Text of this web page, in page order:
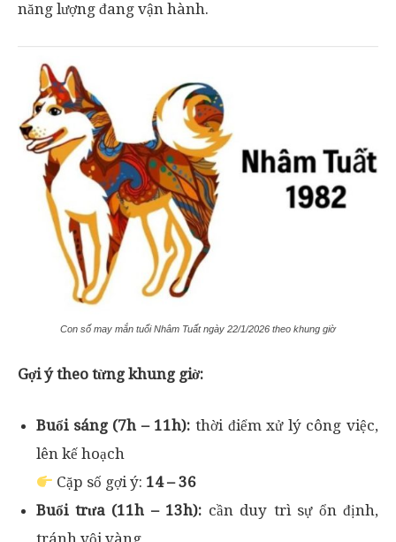
năng lượng đang vận hành.
Con số may mắn tuổi Nhâm Tuất ngày 22/1/2026 theo khung giờ
Gợi ý theo từng khung giờ:
Buổi sáng (7h – 11h): thời điểm xử lý công việc,
lên kế hoạch
Cặp số gợi ý: 14 – 36
Buổi trưa (11h – 13h): cần duy trì sự ổn định,
tránh vội vàng